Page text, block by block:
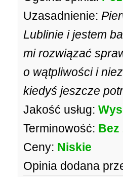
Uzasadnienie:
Lublinie i jestem
mi rozwiązać
o wątpliwości i
kiedyś jeszcze
Jakość usług:
Terminowość: Bez
Ceny: Niskie
Opinia dodana